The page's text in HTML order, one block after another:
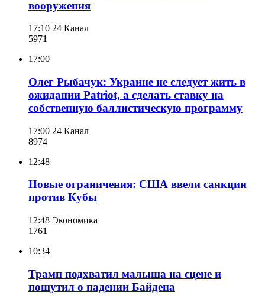
вооружения
17:10 24 Канал
5971
17:00
Олег Рыбачук: Украине не следует жить в
ожидании Patriot, а сделать ставку на
собственную баллистическую программу
17:00 24 Канал
8974
12:48
Новые ограничения: США ввели санкции
против Кубы
12:48 Экономика
1761
10:34
Трамп подхватил малыша на сцене и
пошутил о падении Байдена